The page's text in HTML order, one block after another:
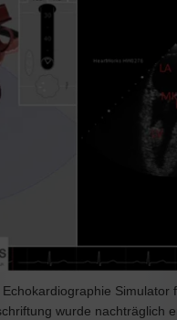
, Echokardiographie Simulator
wurde nachträglich